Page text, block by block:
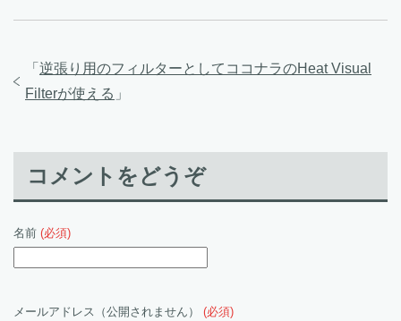
「 逆張り用のフィルターとしてココナラのHeat Visual
Filterが使える 」
コメントをどうぞ
名前 (必須)
メールアドレス（公開されません） (必須)